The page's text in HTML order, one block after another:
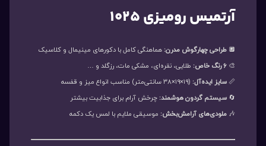
آرتمیس رومیزی ۱۰۲۵
🔲 طراحی چهارگوش مدرن:هماهنگی کامل با دکورهای مینیمال و کلاسیک
🎨 ۶ رنگ خاص:
طلایی، نقره‌ای، مشکی مات، رزگلد و …
📏سایز ایده‌آل: (۱۹×۱۹×۳۸ سانتی‌متر) مناسب انواع میز و قفسه
🔄 سیستم گردون هوشمند:چرخش آرام برای جذابیت بیشتر
🎶 ملودی‌های آرامش‌بخش: موسیقی ملایم با لمس یک دکمه